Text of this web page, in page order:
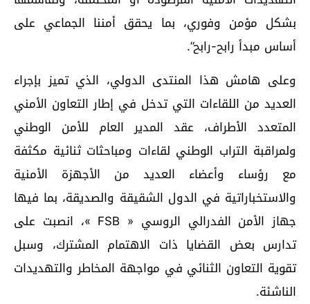
بشكل مؤمن وفوري، بما يحقق أمننا الجماعي على
أساس مبدأ رابح-رابح”.
وعلى هامش هذا المنتدى الدولي، الذي تميز بإجراء
العديد من اللقاءات التي تدخل في إطار التعاون الأمني
المتعدد الأطراف، عقد المدير العام للأمن الوطني
ولمراقبة التراب الوطني لقاءات ومباحثات ثنائية مكثفة
مع رؤساء وأعضاء العديد من الأجهزة الأمنية
والاستخباراتية في الدول الشقيقة والصديقة، بما فيها
جهاز الأمن الفدرالي الروسي « FSB »، انصبت على
تدارس بعض القضايا ذات الاهتمام المشترك، وسبل
تقوية التعاون الثنائي في مواجهة المخاطر والتهديدات
الناشئة.